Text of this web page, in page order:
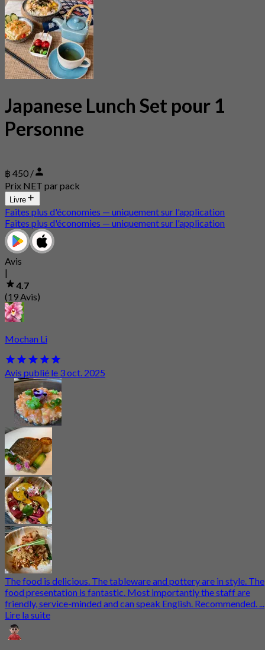
Japanese Lunch Set pour 1
Personne
฿ 450 /
Prix NET par pack
Livre
Faites plus d'économies — uniquement sur l'application
Faites plus d'économies — uniquement sur l'application
Avis
|
4.7
(19 Avis)
Mochan Li
Avis publié le 3 oct. 2025
The food is delicious. The tableware and pottery are in style. The
food presentation is fantastic. Most importantly the staff are
friendly, service-minded and can speak English. Recommended. ...
Lire la suite